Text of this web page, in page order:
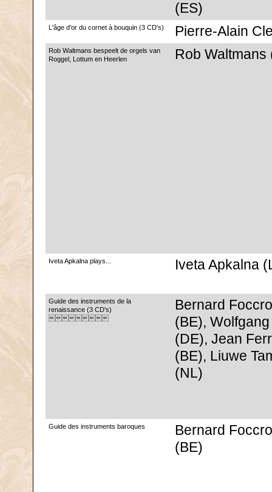
(ES)
L'âge d'or du cornet à bouquin (3 CD's) Pierre-Alain
Rob Waltmans bespeelt de orgels van
Roggel, Lottum en Heerlen
Rob Waltmans
Iveta Apkalna plays... Iveta Apkalna
Guide des instruments de la
renaissance (3 CD's)
Bernard
(BE),
(DE), Jean
(BE), Liuwe
(NL)
Guide des instruments baroques
Bernard
(BE)